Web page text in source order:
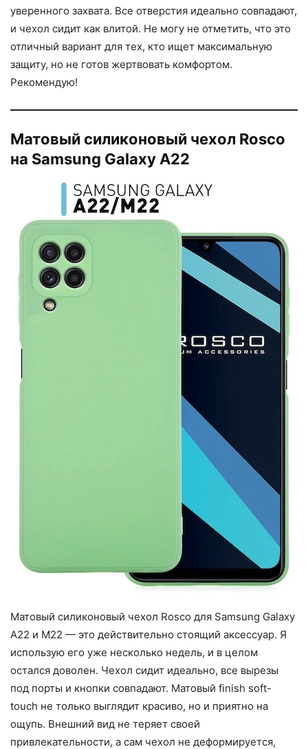
уверенного захвата. Все отверстия идеально совпадают,
и чехол сидит как влитой. Не могу не отметить, что это
отличный вариант для тех, кто ищет максимальную
защиту, но не готов жертвовать комфортом.
Рекомендую!
Матовый силиконовый чехол Rosco
на Samsung Galaxy A22
Матовый силиконовый чехол Rosco для Samsung Galaxy
A22 и M22 — это действительно стоящий аксессуар. Я
использую его уже несколько недель, и в целом
остался доволен. Чехол сидит идеально, все вырезы
под порты и кнопки совпадают. Матовый finish soft-
touch не только выглядит красиво, но и приятно на
ощупь. Внешний вид не теряет своей
привлекательности, а сам чехол не деформируется,